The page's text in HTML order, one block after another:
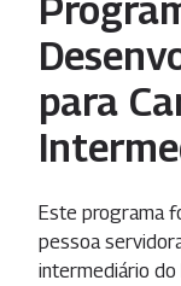
para
Este programa
pessoa
intermediário do